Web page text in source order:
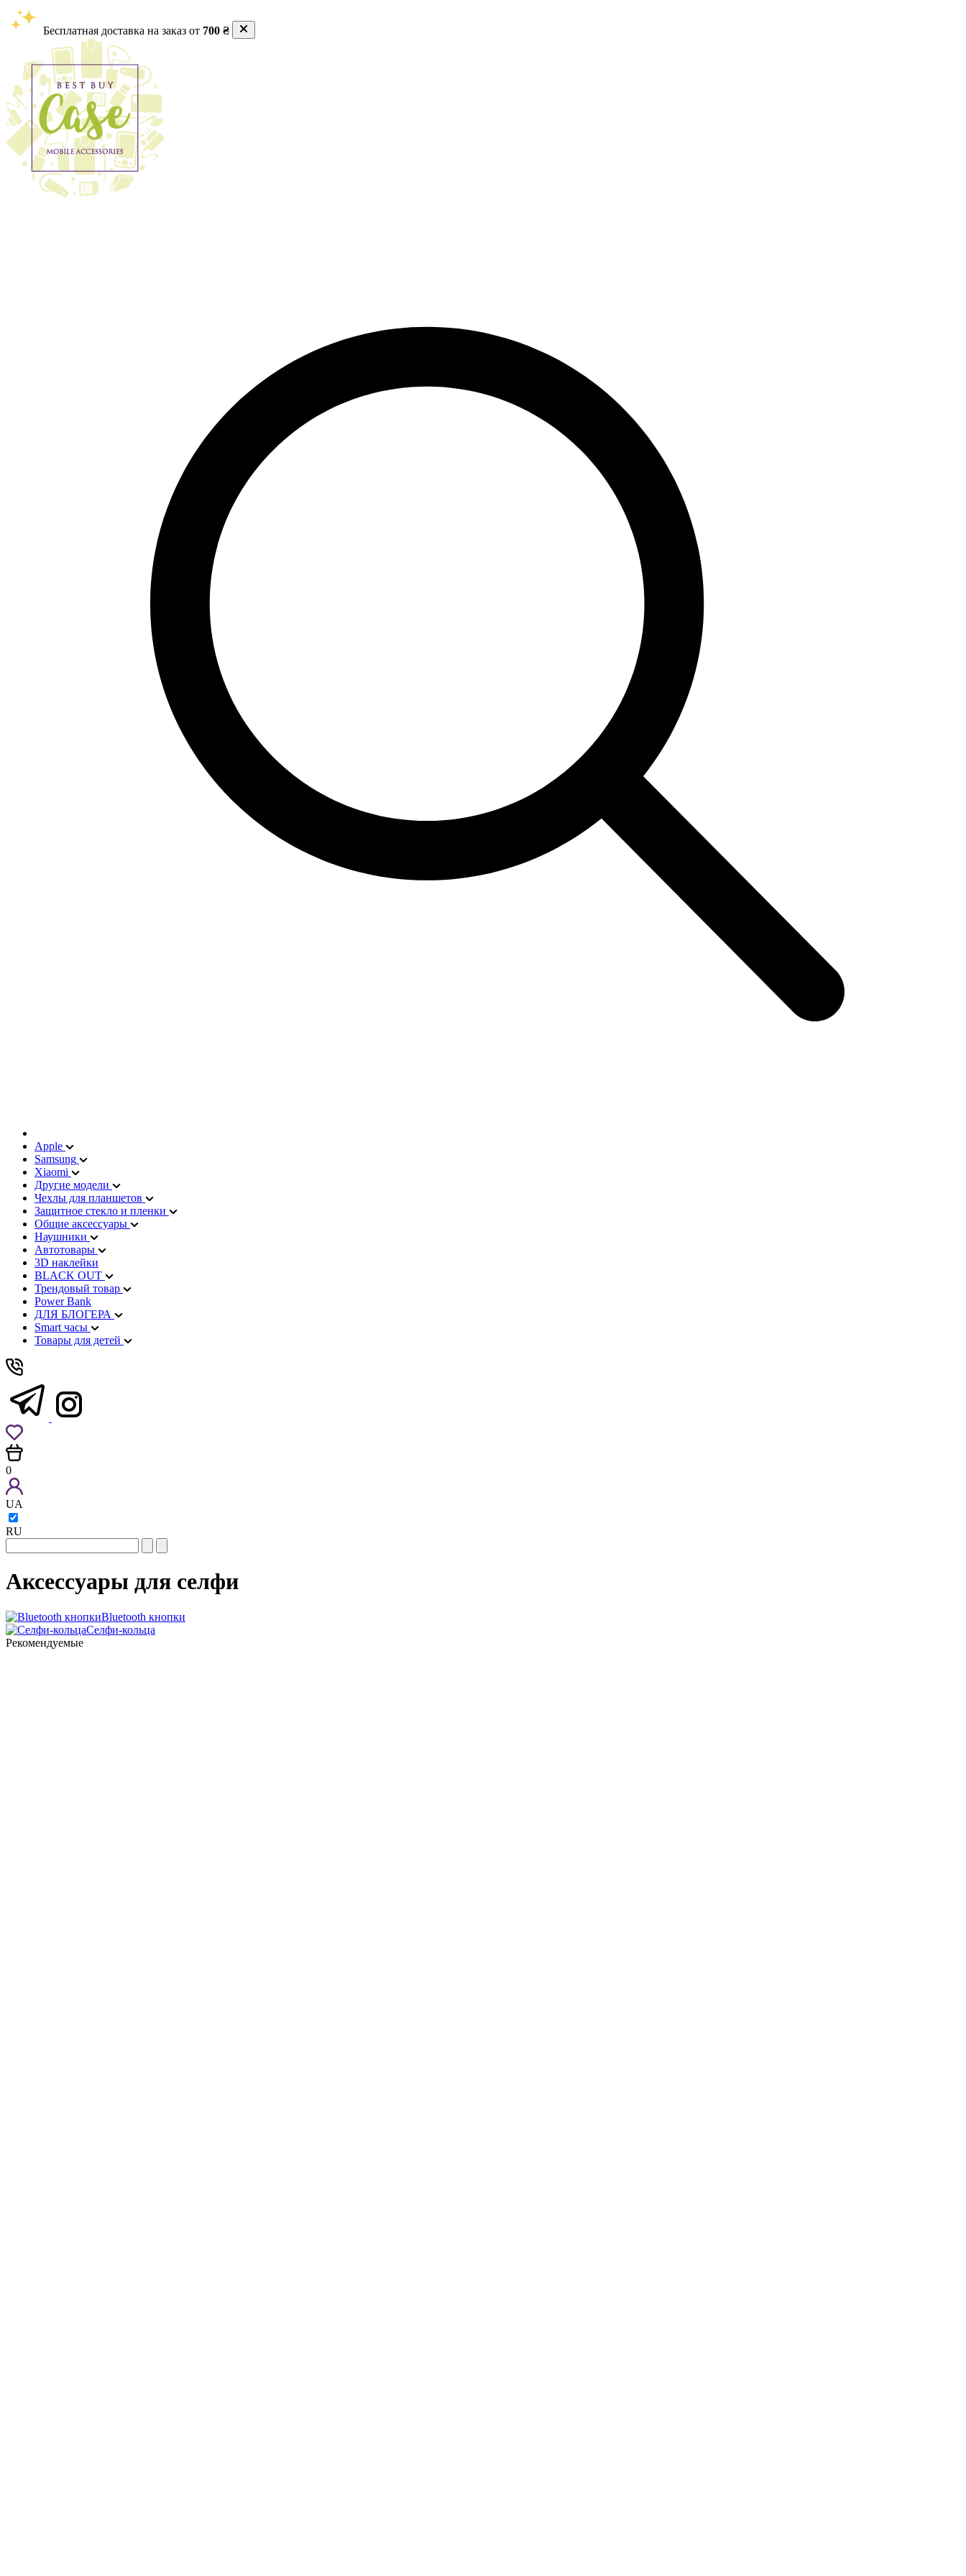
Бесплатная доставка на заказ от 700 ₴
Apple
Samsung
Xiaomi
Другие модели
Чехлы для планшетов
Защитное стекло и пленки
Общие аксессуары
Наушники
Автотовары
3D наклейки
BLACK OUT
Трендовый товар
Power Bank
ДЛЯ БЛОГЕРА
Smart часы
Товары для детей
0
UA
RU
Аксессуары для селфи
Bluetooth кнопки
Селфи-кольца
Рекомендуемые